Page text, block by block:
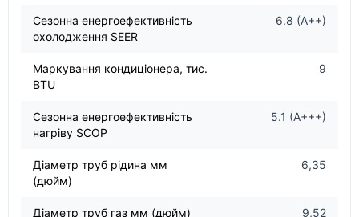
Сезонна енергоефективність
охолодження SEER
6.8 (A++)
Маркування кондиціонера, тис.
BTU
9
Сезонна енергоефективність
нагріву SCOP
5.1 (A+++)
Діаметр труб рідина мм
(дюйм)
6,35
Діаметр труб газ мм (дюйм) 9,52